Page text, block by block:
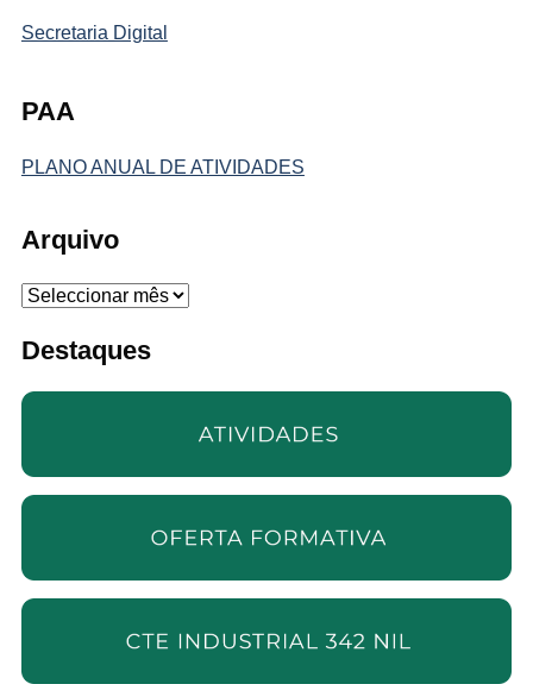
Secretaria Digital
PAA
PLANO ANUAL DE ATIVIDADES
Arquivo
Arquivo
Destaques